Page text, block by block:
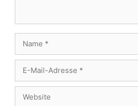
Name
Mail-
Adresse
Website